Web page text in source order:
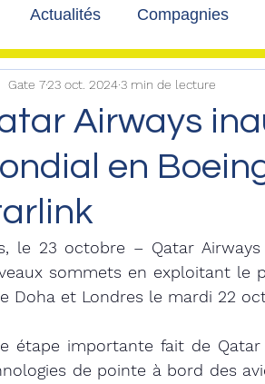
Actualités Compagnies
de Gate7 album photo
Reportages
Airways
en
Gate 723 oct. 20243 min de lecture
le 23 octobre – Qatar
sommets en exploitant le
Doha et Londres le mardi 22
étape importante fait de
de pointe à bord des